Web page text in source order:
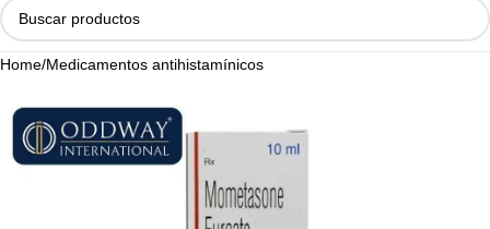
Home/Medicamentos antihistamínicos